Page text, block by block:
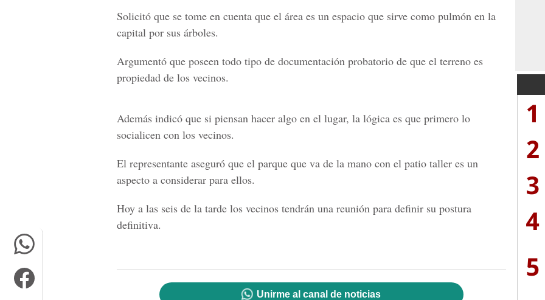
Solicitó que se tome en cuenta que el área es un espacio que sirve como pulmón en la
capital por sus árboles.
Argumentó que poseen todo tipo de documentación probatorio de que el terreno es
propiedad de los vecinos.
Además indicó que si piensan hacer algo en el lugar, la lógica es que primero lo
socialicen con los vecinos.
El representante aseguró que el parque que va de la mano con el patio taller es un
aspecto a considerar para ellos.
Hoy a las seis de la tarde los vecinos tendrán una reunión para definir su postura
definitiva.
Unirme al canal de noticias
1
2
3
4
5